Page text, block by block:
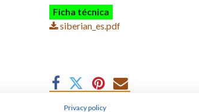
Ficha técnica
siberian_es.pdf
Privacy policy